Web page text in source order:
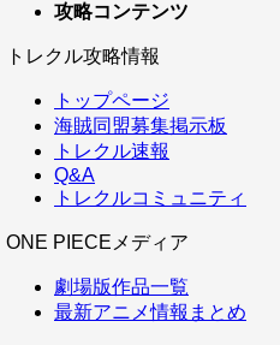
攻略コンテンツ
トレクル攻略情報
トップページ
海賊同盟募集掲示板
トレクル速報
Q&A
トレクルコミュニティ
ONE PIECEメディア
劇場版作品一覧
最新アニメ情報まとめ